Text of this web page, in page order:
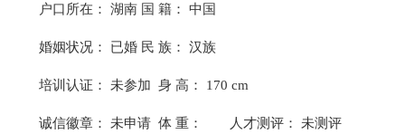
户口所在： 湖南 国 籍： 中国
婚姻状况： 已婚 民 族： 汉族
培训认证： 未参加 身 高： 170 cm
诚信徽章： 未申请 体 重： 人才测评： 未测评